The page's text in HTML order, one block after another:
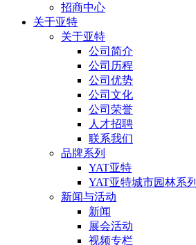
招商中心
关于亚特
关于亚特
公司简介
公司历程
公司优势
公司文化
公司荣誉
人才招聘
联系我们
品牌系列
YAT亚特
YAT亚特城市园林系列
新闻与活动
新闻
展会活动
视频专栏